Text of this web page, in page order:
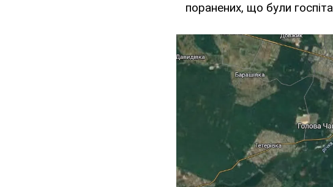
поранених, що були